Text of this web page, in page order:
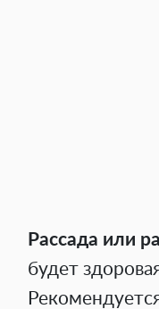
Рассада или
будет